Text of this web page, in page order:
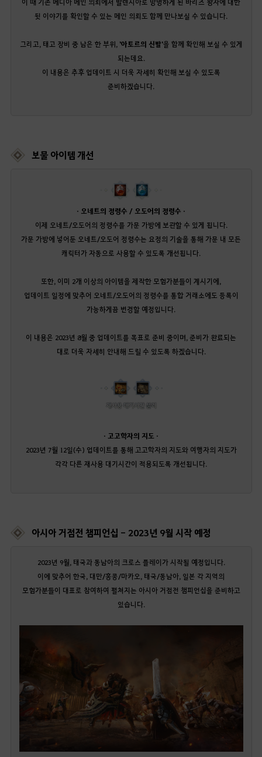
뒷 이야기를 확인할 수 있는 메인 의뢰도 함께 만나보실 수 있습니다.
그리고, 태고 장비 중 남은 한 부위, '아토르의 신발'을 함께 확인해 보실 수 있게
되는데요.
이 내용은 추후 업데이트 시 더욱 자세히 확인해 보실 수 있도록
준비하겠습니다.
보물 아이템 개선
· 오네트의 정령수 / 오도어의 정령수 ·
이제 오네트/오도어의 정령수를 가문 가방에 보관할 수 있게 됩니다.
가문 가방에 넣어둔 오네트/오도어 정령수는 요정의 기술을 통해 가문 내 모든
캐릭터가 자동으로 사용할 수 있도록 개선됩니다.
또한, 이미 2개 이상의 아이템을 제작한 모험가분들이 계시기에,
업데이트 일정에 맞추어 오네트/오도어의 정령수를 통합 거래소에도 등록이
가능하게끔 변경할 예정입니다.
이 내용은 2023년 8월 중 업데이트를 목표로 준비 중이며, 준비가 완료되는
대로 더욱 자세히 안내해 드릴 수 있도록 하겠습니다.
· 고고학자의 지도 ·
2023년 7월 12일(수) 업데이트를 통해 고고학자의 지도와 여행자의 지도가
각각 다른 재사용 대기시간이 적용되도록 개선됩니다.
아시아 거점전 챔피언십 - 2023년 9월 시작 예정
2023년 9월, 태국과 동남아의 크로스 플레이가 시작될 예정입니다.
이에 맞추어 한국, 대만/홍콩/마카오, 태국/동남아, 일본 각 지역의
모험가분들이 대표로 참여하여 펼쳐지는 아시아 거점전 챔피언십을 준비하고
있습니다.